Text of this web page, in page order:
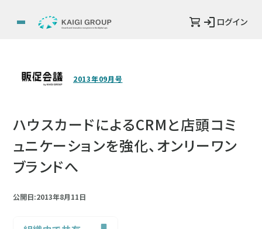
ログイン
2013年09月号
ハウスカードによるCRMと店頭コミ
ュニケーションを強化、オンリーワン
ブランドへ
公開日:2013年8月11日